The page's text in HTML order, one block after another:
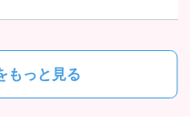
もっと見る